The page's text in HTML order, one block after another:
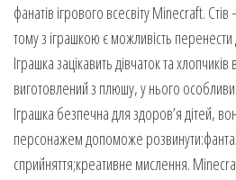
фанатів ігрового всесвіту Minecraft.
тому з іграшкою є можливість
Іграшка зацікавить дівчаток та хлопчиків
виготовлений з плюшу, у нього
Іграшка безпечна для здоров’я дітей,
персонажем допоможе
сприйняття;креативне мислення.